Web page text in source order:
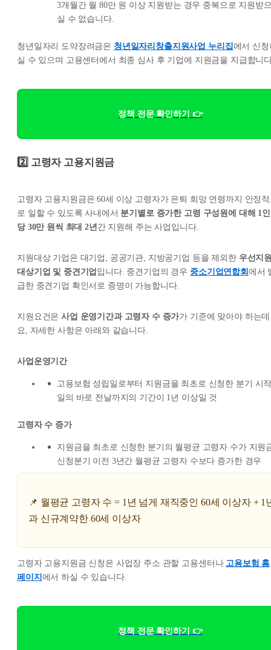
3개월간 월 80만 원 이상 지원받는 경우 중복으로 지원받
실 수 없습니다.
청년일자리 도약장려금은 청년일자리창출지원사업 누리집에서 신청
실 수 있으며 고용센터에서 최종 심사 후 기업에 지원금을 지급합니
정책 전문 확인하기 👉
2️⃣ 고령자 고용지원금
고령자 고용지원금은 60세 이상 고령자가 은퇴 희망 연령까지 안정
로 일할 수 있도록 사내에서 분기별로 증가한 고령 구성원에 대해 1인
당 30만 원씩 최대 2년 간 지원해 주는 사업입니다.
지원대상 기업은 대기업, 공공기관, 지방공기업 등을 제외한 우선지
대상기업 및 중견기업 입니다. 중견기업의 경우 중소기업연합회 에서
급한 중견기업 확인서로 증명이 가능합니다.
지원요건은사업 운영기간과 고령자 수 증가가 기준에 맞아야 하는데
요, 자세한 사항은 아래와 같습니다.
사업운영기간
고용보험 성립일로부터 지원금을 최초로 신청한 분기 시
일의 바로 전날까지의 기간이 1년 이상일 것
고령자 수 증가
지원금을 최초로 신청한 분기의 월평균 고령자 수가 지원
신청분기 이전 3년간 월평균 고령자 수보다 증가한 경우
📌 월평균 고령자 수 = 1년 넘게 재직중인 60세 이상자 + 1
과 신규계약한 60세 이상자
고령자 고용지원금 신청은 사업장 주소 관할 고용센터나 고용보험 홈
페이지 에서 하실 수 있습니다.
정책 전문 확인하기 👉